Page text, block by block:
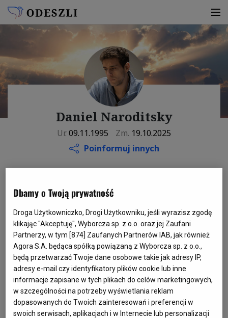
Daniel Naroditsky
Ur.09.11.1995 Zm. 19.10.2025
Poinformuj innych
WSPOMNIENIE
Jeden z najbardziej rozpoznawalnych amerykańskich
arcymistrzów szachowych.
Urodził się w 1995 roku w San Mateo w Kalifornii. Był
uznawany za jednego z najzdolniejszych młodych
zawodników szachowych w Stanach Zjednoczonych. Mając
Dbamy o Twoją prywatność
Droga Użytkowniczko, Drogi Użytkowniku, jeśli wyrazisz zgodę
klikając "Akceptuję", Wyborcza sp. z o.o. oraz jej Zaufani
Partnerzy, w tym [874] Zaufanych Partnerów IAB, jak również
Agora S.A. będąca spółką powiązaną z Wyborcza sp. z o.o.,
będą przetwarzać Twoje dane osobowe takie jak adresy IP,
adresy e-mail czy identyfikatory plików cookie lub inne
informacje zapisane w tych plikach do celów marketingowych,
w szczególności na potrzeby wyświetlania reklam
dopasowanych do Twoich zainteresowań i preferencji w
swoich serwisach, aplikacjach i w Internecie lub personalizacji